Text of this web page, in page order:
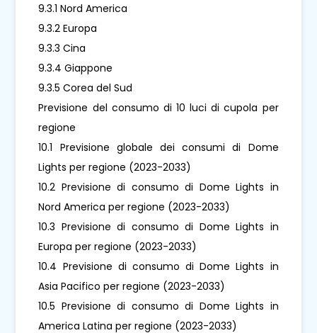
9.3.1 Nord America
9.3.2 Europa
9.3.3 Cina
9.3.4 Giappone
9.3.5 Corea del Sud
Previsione del consumo di 10 luci di cupola per
regione
10.1 Previsione globale dei consumi di Dome
Lights per regione (2023-2033)
10.2 Previsione di consumo di Dome Lights in
Nord America per regione (2023-2033)
10.3 Previsione di consumo di Dome Lights in
Europa per regione (2023-2033)
10.4 Previsione di consumo di Dome Lights in
Asia Pacifico per regione (2023-2033)
10.5 Previsione di consumo di Dome Lights in
America Latina per regione (2023-2033)